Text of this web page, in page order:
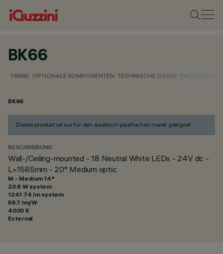
BK66
FARBE OPTIONALE KOMPONENTEN TECHNISCHE DATEN
BK66
Dieses produkt ist nur für den asiatisch-pazifischen markt geeignet
BESCHREIBUNG
Wall-/Ceiling-mounted - 18 Neutral White LEDs - 24V dc -
L=1585mm - 20° Medium optic
M - Medium 14°
20.8 W system
1241.74 lm system
59.7 lm/W
4000 K
External